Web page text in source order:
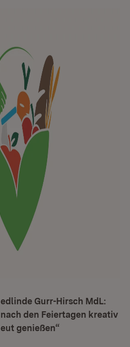
Gurr-Hirsch MdL:
den Feiertagen kreativ
genießen“